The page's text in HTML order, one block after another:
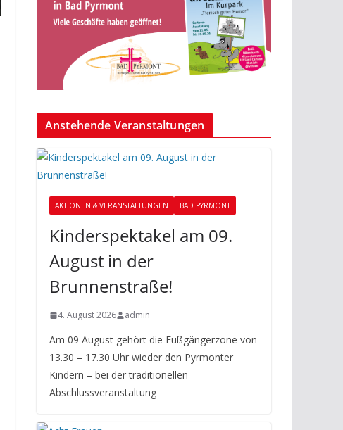
Anstehende Veranstaltungen
AKTIONEN & VERANSTALTUNGEN BAD PYRMONT
Kinderspektakel am 09.
August in der
Brunnenstraße!
4. August 2026 admin
Am 09 August gehört die Fußgängerzone von
13.30 – 17.30 Uhr wieder den Pyrmonter
Kindern – bei der traditionellen
Abschlussveranstaltung